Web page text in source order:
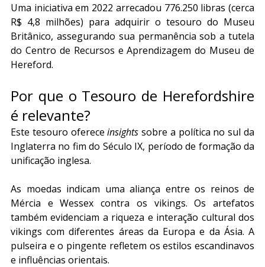
Uma iniciativa em 2022 arrecadou 776.250 libras (cerca
R$ 4,8 milhões) para adquirir o tesouro do Museu
Britânico, assegurando sua permanência sob a tutela
do Centro de Recursos e Aprendizagem do Museu de
Hereford.
Por que o Tesouro de Herefordshire
é relevante?
Este tesouro oferece insights sobre a política no sul da
Inglaterra no fim do Século IX, período de formação da
unificação inglesa.
As moedas indicam uma aliança entre os reinos de
Mércia e Wessex contra os vikings. Os artefatos
também evidenciam a riqueza e interação cultural dos
vikings com diferentes áreas da Europa e da Ásia. A
pulseira e o pingente refletem os estilos escandinavos
e influências orientais.